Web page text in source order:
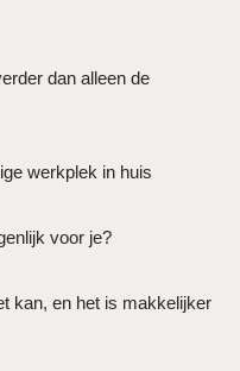
dan alleen de
werkplek in huis
voor je?
kan, en het is makkelijker